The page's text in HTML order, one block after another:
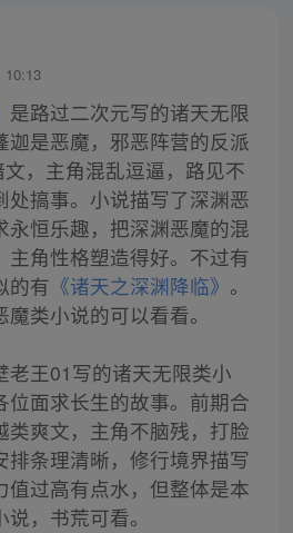
10:13
是路过二次元写的诸天无限
迦是恶魔，邪恶阵营的反派
，主角混乱逗逼，路见不
处搞事。小说描写了深渊恶
永恒乐趣，把深渊恶魔的混
主角性格塑造得好。不过有
的有 《诸天之深渊降临》 。
类小说的可以看看。
老王01写的诸天无限类小
位面求长生的故事。前期合
类爽文，主角不脑残，打脸
排条理清晰，修行境界描写
值过高有点水，但整体是本
，书荒可看。